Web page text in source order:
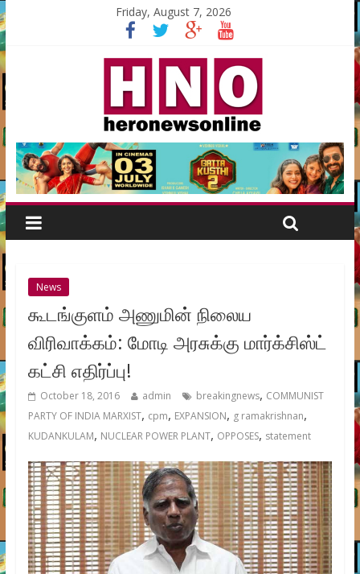
Friday, August 7, 2026
News
கூடங்குளம் அணுமின் நிலைய
விரிவாக்கம்: மோடி அரசுக்கு மார்க்சிஸ்ட்
கட்சி எதிர்ப்பு!
October 18, 2016 admin breakingnews, COMMUNIST
PARTY OF INDIA MARXIST, cpm, EXPANSION, g ramakrishnan,
KUDANKULAM, NUCLEAR POWER PLANT, OPPOSES, statement